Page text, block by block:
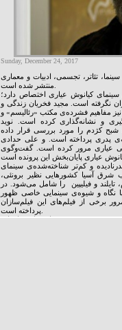
Sunday, December 24, 2017
تئاتر، تجسمی، ادبیات و معماری
منتشر شده است.
کیانوش عیاری اختصاص دارد؛
نگرفته است. مجید فخریان زندگی و
مفاهیم فشرده‌ی مکتب «رئالیسم» و
و نشانه‌گذاری کرده است. نوید
کژدم را مورد بررسی قرار داده
پدری پرداخته است. و علی حدادی
عیاری مرور کرده است. گفت‌وگوی
و کم‌تر شناخته‌شده‌ی سینمای
شرق آسیا کشورهایی نظیر برونئی،
تایلند و فیلیپین را شامل می‌شود. در
نگاه و شیوه‌ی سینمایی خاصی ظهور
برخی از فیلم‌های این فیلم‌سازان
پرداخته است.
نغمه ثمینی نویسنده اختصاص داده‌ایم